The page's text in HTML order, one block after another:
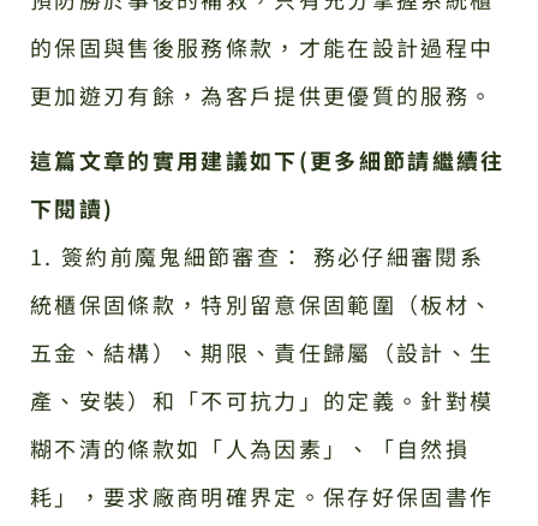
的保固與售後服務條款，才能在設計過程中
更加遊刃有餘，為客戶提供更優質的服務。
這篇文章的實用建議如下(更多細節請繼續往
下閱讀)
1. 簽約前魔鬼細節審查： 務必仔細審閱系
統櫃保固條款，特別留意保固範圍（板材、
五金、結構）、期限、責任歸屬（設計、生
產、安裝）和「不可抗力」的定義。針對模
糊不清的條款如「人為因素」、「自然損
耗」，要求廠商明確界定。保存好保固書作